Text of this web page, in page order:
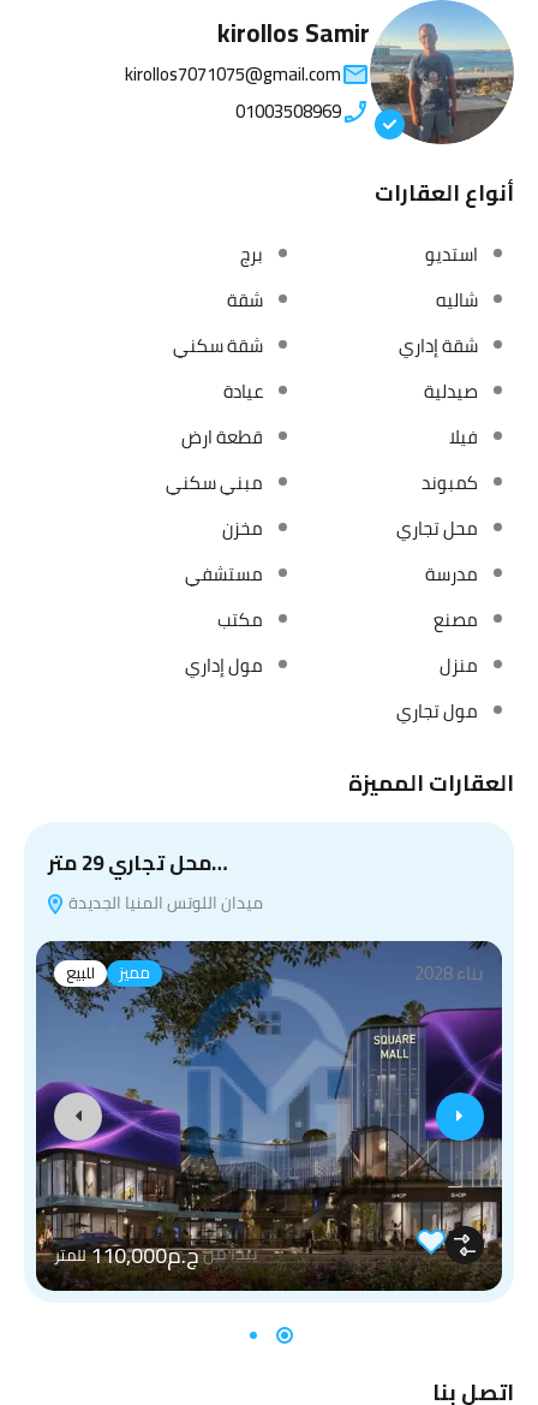
kirollos Samir
kirollos7071075@gmail.com
01003508969
أنواع العقارات
استديو
برج
شاليه
شقة
شقة إداري
شقة سكني
صيدلية
عيادة
فيلا
قطعة ارض
كمبوند
مبني سكني
محل تجاري
مخزن
مدرسة
مستشفي
مصنع
مكتب
منزل
مول إداري
مول تجاري
العقارات المميزة
محل تجاري 29 متر…
ميدان اللوتس المنيا الجديدة
للبيع مميز بناء 2028
يبدأ منج.م110,000 للمتر
اتصل بنا